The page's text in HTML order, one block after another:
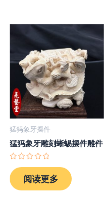
猛犸象牙摆件
猛犸象牙雕刻蜥蜴摆件雕件
分
0
&sol;
阅读更多